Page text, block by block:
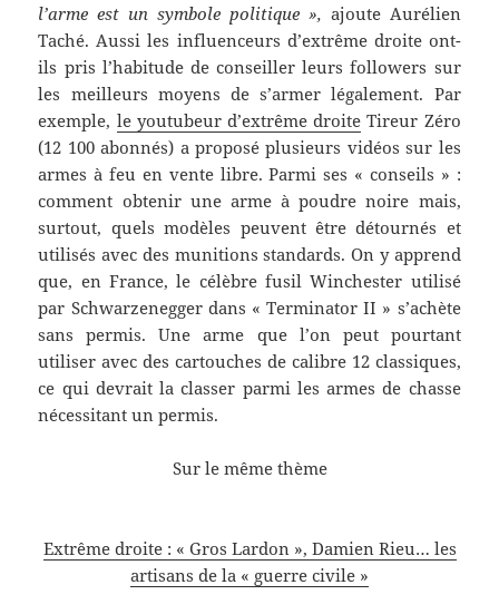
l’arme est un symbole politique », ajoute Aurélien
Taché. Aussi les influenceurs d’extrême droite ont-
ils pris l’habitude de conseiller leurs followers sur
les meilleurs moyens de s’armer légalement. Par
exemple, le youtubeur d’extrême droite Tireur Zéro
(12 100 abonnés) a proposé plusieurs vidéos sur les
armes à feu en vente libre. Parmi ses « conseils » :
comment obtenir une arme à poudre noire mais,
surtout, quels modèles peuvent être détournés et
utilisés avec des munitions standards. On y apprend
que, en France, le célèbre fusil Winchester utilisé
par Schwarzenegger dans « Terminator II » s’achète
sans permis. Une arme que l’on peut pourtant
utiliser avec des cartouches de calibre 12 classiques,
ce qui devrait la classer parmi les armes de chasse
nécessitant un permis.
Sur le même thème
Extrême droite : « Gros Lardon », Damien Rieu… les
artisans de la « guerre civile »